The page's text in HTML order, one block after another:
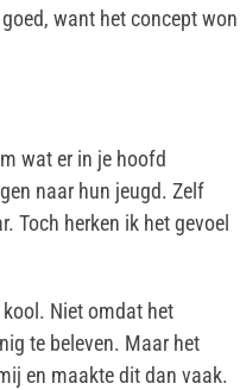
want het concept won
wat er in je hoofd
naar hun jeugd. Zelf
Toch herken ik het gevoel
Niet omdat het
te beleven. Maar het
en maakte dit dan vaak.